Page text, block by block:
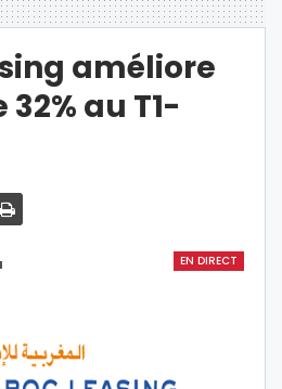
améliore
32% au T1-
EN DIRECT